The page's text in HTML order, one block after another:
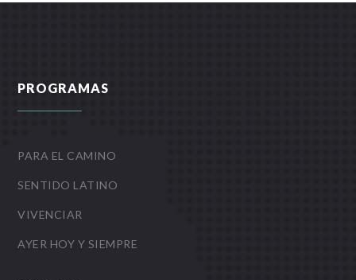
PROGRAMAS
PARA EL CAMINO
SENTIDO LATINO
VIVENCIAR
AYER HOY Y SIEMPRE